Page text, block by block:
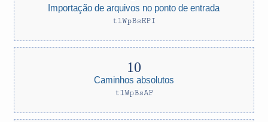
Importação de arquivos no ponto de entrada
tlWpBsEPI
Caminhos absolutos
tlWpBsAP